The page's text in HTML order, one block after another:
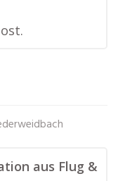
aus Flug &